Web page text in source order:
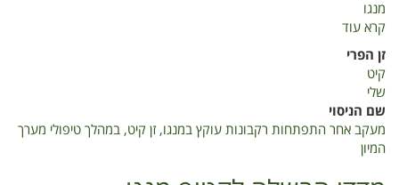
מנגו
קרא עוד
עוקץ
במנגו,
זן הפרי
קיט
שלי
שם הניסוי
מעקב אחר התפתחות רקבונות עוקץ במנגו, זן קיט, במהלך טיפולי מערך
המיון